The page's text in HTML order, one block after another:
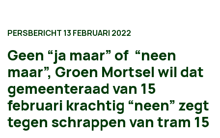
PERSBERICHT 13 FEBRUARI 2022
Geen “ja maar” of “neen
maar”, Groen Mortsel wil dat
gemeenteraad van 15
februari krachtig “neen” zegt
tegen schrappen van tram 15